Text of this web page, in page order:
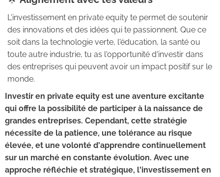
L'investissement en private equity te permet de soutenir
des innovations et des idées qui te passionnent. Que ce
soit dans la technologie verte, l'éducation, la santé ou
toute autre industrie, tu as l'opportunité d'investir dans
des entreprises qui peuvent avoir un impact positif sur le
monde.
Investir en private equity est une aventure excitante
qui offre la possibilité de participer à la naissance de
grandes entreprises. Cependant, cette stratégie
nécessite de la patience, une tolérance au risque
élevée, et une volonté d'apprendre continuellement
sur un marché en constante évolution. Avec une
approche réfléchie et stratégique, l'investissement en